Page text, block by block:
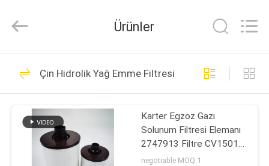
ÜRÜNLER
VIDEOLAR
Rights
Reserved.
ECER
Hava Filtresi Filtre
Elemanı
89
Ürünler
Çin Hidrolik Yağ Emme Filtresi
Karter Egzoz Gazı
Solunum Filtresi Elemanı
2747913 Filtre CV15015
CH11974
negotiable MOQ:1